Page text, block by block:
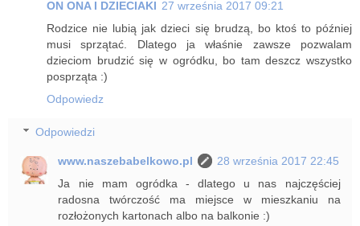
ON ONA I DZIECIAKI 27 września 2017 09:21
Rodzice nie lubią jak dzieci się brudzą, bo ktoś to później
musi sprzątać. Dlatego ja właśnie zawsze pozwalam
dzieciom brudzić się w ogródku, bo tam deszcz wszystko
posprząta :)
Odpowiedz
Odpowiedzi
www.naszebabelkowo.pl
28 września 2017 22:45
Ja nie mam ogródka - dlatego u nas najczęściej
radosna twórczość ma miejsce w mieszkaniu na
rozłożonych kartonach albo na balkonie :)